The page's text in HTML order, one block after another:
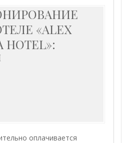
«ALEX
HOTEL»:
оплачивается